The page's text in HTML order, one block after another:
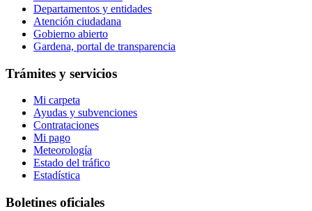
Departamentos y entidades
Atención ciudadana
Gobierno abierto
Gardena, portal de transparencia
Trámites y servicios
Mi carpeta
Ayudas y subvenciones
Contrataciones
Mi pago
Meteorología
Estado del tráfico
Estadística
Boletines oficiales